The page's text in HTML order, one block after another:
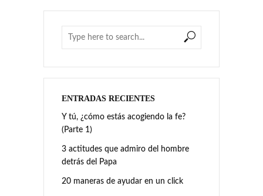
ENTRADAS RECIENTES
Y tú, ¿cómo estás acogiendo la fe?
(Parte 1)
3 actitudes que admiro del hombre
detrás del Papa
20 maneras de ayudar en un click